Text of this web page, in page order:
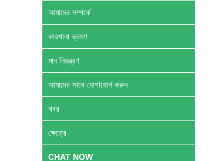
আমাদের সম্পর্কে
কারখানা ভ্রমণ
মান নিয়ন্ত্রণ
আমাদের সাথে যোগাযোগ করুন
খবর
ক্ষেত্রে
CHAT NOW